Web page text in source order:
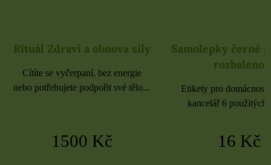
Rituál Zdraví a obnova síly
Cítíte se vyčerpaní, bez energie
nebo potřebujete podpořit své tělo...
1500 Kč
Samolepky černé
rozbaleno
Etikety pro
kancelář 6 použitých
16 Kč